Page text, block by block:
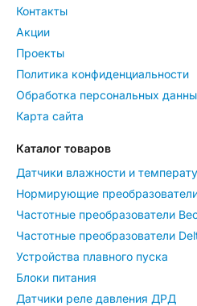
Контакты
Акции
Проекты
Политика конфиденциальности
Обработка персональных
Карта сайта
Каталог товаров
Датчики влажности и
Нормирующие
Частотные преобразователи
Частотные преобразователи
Устройства плавного пуска
Блоки питания
Датчики реле давления ДРД